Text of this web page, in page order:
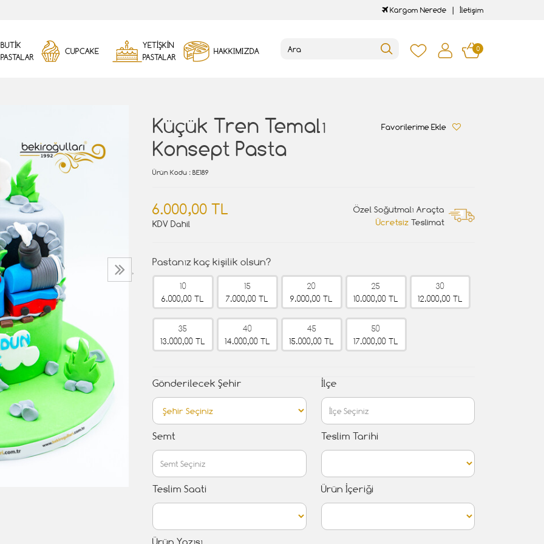
Kargom Nerede İletişim
BUTİK
PASTALAR
CUPCAKE
YETİŞKİN
PASTALAR
HAKKIMIZDA 0
›
Küçük Tren Temalı
Konsept Pasta
Favorilerime Ekle
Ürün Kodu : BE189
6.000,00 TL
KDV Dahil
Özel Soğutmalı Araçta
Ücretsiz Teslimat
Pastanız kaç kişilik olsun?
10
6.000,00 TL
15
7.000,00 TL
20
9.000,00 TL
25
10.000,00 TL
30
12.000,00 TL
35
13.000,00 TL
40
14.000,00 TL
45
15.000,00 TL
50
17.000,00 TL
Gönderilecek Şehir İlçe
Semt Teslim Tarihi
Teslim Saati Ürün İçeriği